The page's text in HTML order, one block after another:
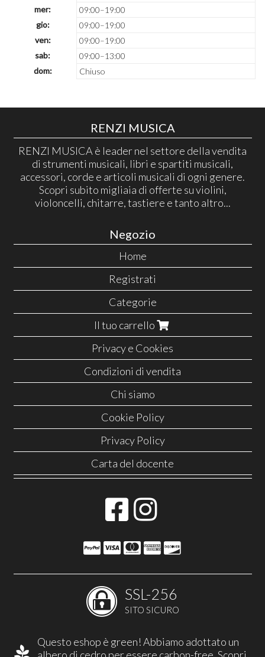
mer:
09:00–19:00
gio:
09:00–19:00
ven:
09:00–19:00
sab:
09:00–13:00
dom:
Chiuso
RENZI MUSICA
RENZI MUSICA è leader nel settore della vendita
di strumenti musicali, libri e spartiti musicali,
accessori, corde e articoli musicali di ogni genere.
Scopri subito migliaia di offerte su violini,
violoncelli, chitarre, tastiere e tanto altro...
Negozio
Home
Registrati
Categorie
Il tuo carrello
Privacy e Cookies
Condizioni di vendita
Chi siamo
Cookie Policy
Privacy Policy
Carta del docente
SSL-256
SITO SICURO
Questo eshop è green! Abbiamo adottato un